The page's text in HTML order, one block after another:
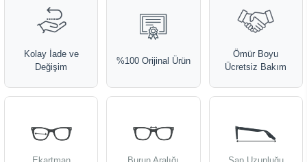
Kolay İade ve
Değişim
%100 Orijinal Ürün
Ömür Boyu
Ücretsiz Bakım